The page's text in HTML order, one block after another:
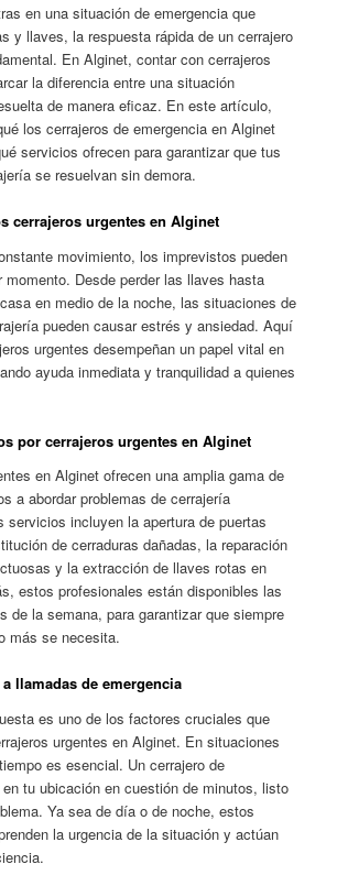
en una situación de emergencia que
y llaves, la respuesta rápida de un cerrajero
En Alginet, contar con cerrajeros
la diferencia entre una situación
de manera eficaz. En este artículo,
los cerrajeros de emergencia en Alginet
servicios ofrecen para garantizar que tus
se resuelvan sin demora.
cerrajeros urgentes en Alginet
movimiento, los imprevistos pueden
momento. Desde perder las llaves hasta
en medio de la noche, las situaciones de
pueden causar estrés y ansiedad. Aquí
urgentes desempeñan un papel vital en
ayuda inmediata y tranquilidad a quienes
por cerrajeros urgentes en Alginet
en Alginet ofrecen una amplia gama de
a abordar problemas de cerrajería
servicios incluyen la apertura de puertas
de cerraduras dañadas, la reparación
y la extracción de llaves rotas en
estos profesionales están disponibles las
de la semana, para garantizar que siempre
más se necesita.
llamadas de emergencia
es uno de los factores cruciales que
urgentes en Alginet. En situaciones
es esencial. Un cerrajero de
tu ubicación en cuestión de minutos, listo
Ya sea de día o de noche, estos
la urgencia de la situación y actúan